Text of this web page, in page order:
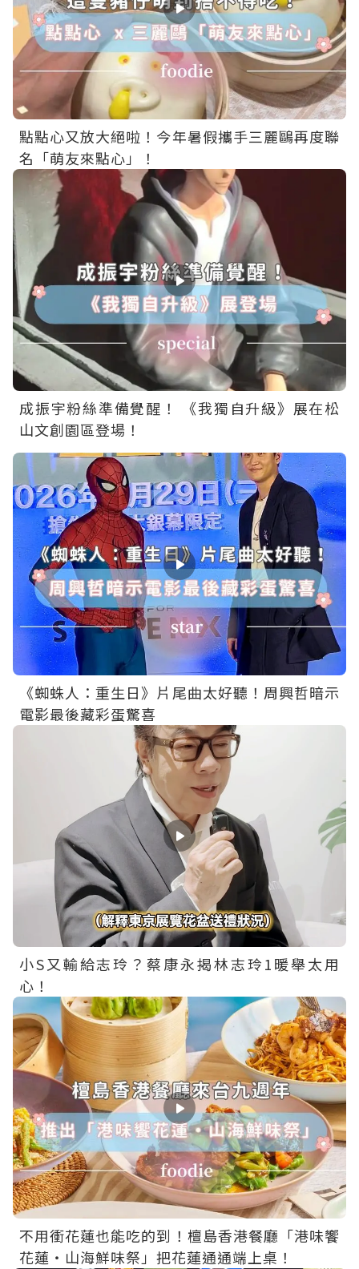
點點心又放大絕啦！今年暑假攜手三麗鷗再度聯
名「萌友來點心」！
成振宇粉絲準備覺醒！ 《我獨自升級》展在松
山文創園區登場！
《蜘蛛人：重生日》片尾曲太好聽！周興哲暗示
電影最後藏彩蛋驚喜
小S又輸給志玲？蔡康永揭林志玲1暖舉太用
心！
不用衝花蓮也能吃的到！檀島香港餐廳「港味饗
花蓮・山海鮮味祭」把花蓮通通端上桌！